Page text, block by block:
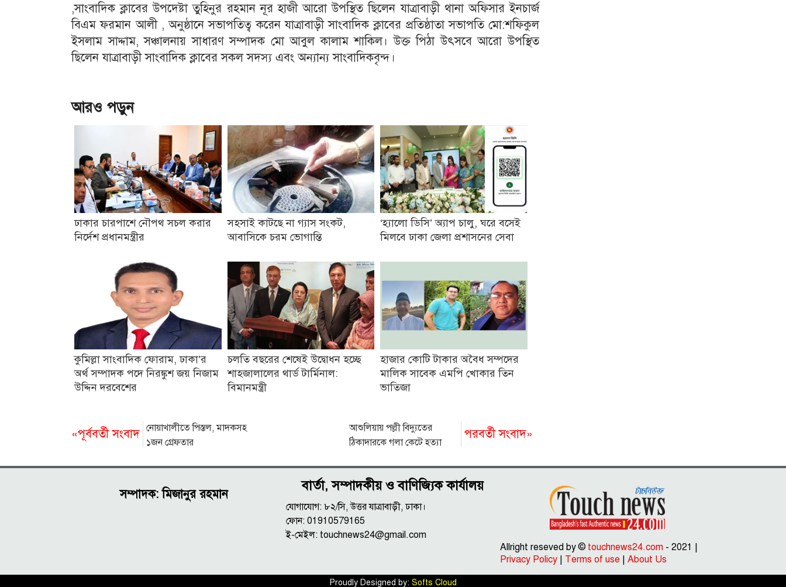
,সাংবাদিক ক্লাবের উপদেষ্টা তুহিনুর রহমান নূর হাজী আরো উপস্থিত ছিলেন যাত্রাবাড়ী থানা অফিসার ইনচার্জ
বিএম ফরমান আলী , অনুষ্ঠানে সভাপতিত্ব করেন যাত্রাবাড়ী সাংবাদিক ক্লাবের প্রতিষ্ঠাতা সভাপতি মো:শফিকুল
ইসলাম সাদ্দাম, সঞ্চালনায় সাধারণ সম্পাদক মো আবুল কালাম শাকিল। উক্ত পিঠা উৎসবে আরো উপস্থিত
ছিলেন যাত্রাবাড়ী সাংবাদিক ক্লাবের সকল সদস্য এবং অন্যান্য সাংবাদিকবৃন্দ।
আরও পড়ুন
ঢাকার চারপাশে নৌপথ সচল করার
নির্দেশ প্রধানমন্ত্রীর
সহসাই কাটছে না গ্যাস সংকট,
আবাসিকে চরম ভোগান্তি
‘হ্যালো ডিসি’ অ্যাপ চালু, ঘরে বসেই
মিলবে ঢাকা জেলা প্রশাসনের সেবা
কুমিল্লা সাংবাদিক ফোরাম, ঢাকা’র
অর্থ সম্পাদক পদে নিরঙ্কুশ জয় নিজাম
উদ্দিন দরবেশের
চলতি বছরের শেষেই উদ্বোধন হচ্ছে
শাহজালালের থার্ড টার্মিনাল:
বিমানমন্ত্রী
হাজার কোটি টাকার অবৈধ সম্পদের
মালিক সাবেক এমপি খোকার তিন
ভাতিজা
«পূর্ববর্তী সংবাদ নোয়াখালীতে পিস্তল, মাদকসহ
১জন গ্রেফতার
পরবর্তী সংবাদ»
আশুলিয়ায় পল্লী বিদ্যুতের
ঠিকাদারকে গলা কেটে হত্যা
সম্পাদক: মিজানুর রহমান
বার্তা, সম্পাদকীয় ও বাণিজ্যিক কার্যালয়
যোগাযোগ: ৮২/সি, উত্তর যাত্রাবাড়ী, ঢাকা।
ফোন: 01910579165
ই-মেইল: touchnews24@gmail.com
Allright reseved by © touchnews24.com - 2021 |
Privacy Policy | Terms of use |About Us
Proudly Designed by: Softs Cloud